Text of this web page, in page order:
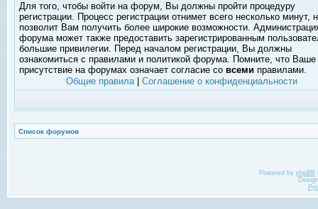
Для того, чтобы войти на форум, Вы должны пройти процедуру
регистрации. Процесс регистрации отнимет всего несколько минут,
позволит Вам получить более широкие возможности.
форума может также предоставить зарегистрированным
большие привилегии. Перед началом регистрации, Вы должны
ознакомиться с правилами и политикой форума. Помните, что Ваше
присутствие на форумах означает согласие со всеми правилами.
Общие правила| Соглашение о конфиденциальности
Список форумов
Powered by phpBB